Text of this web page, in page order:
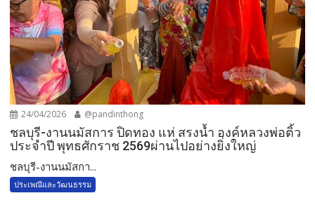
24/04/2026 @pandinthong
ชลบุรี-งานนมัสการ ปิดทอง แห่ สรงน้ำ องค์หลวงพ่อติ้ว
ประจำปี พุทธศักราช 2569ผ่านไปอย่างยิ่งใหญ่
ชลบุรี-งานนมัสกา...
ประเพณีและวัฒนธรรม